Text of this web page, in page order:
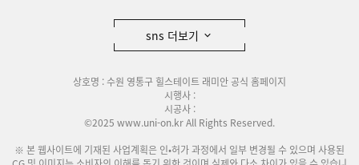
sns 더보기
상호명 : 수원 영통구 힐스테이트 래미안 공식 홈페이지
시행사 :
시공사 :
©2025 www.uni-on.kr All Rights Reserved.
※ 본 웹사이트에 기재된 사업계획은 인•허가 과정에서 일부 변경될 수 있으며 사용된